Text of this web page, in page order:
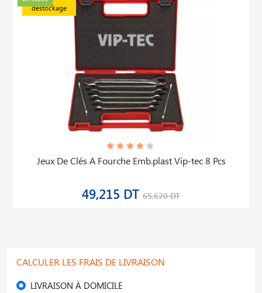
déstockage
Jeux De Clés A Fourche Emb.plast Vip-tec 8 Pcs
49,215 DT 65,620 DT
CALCULER LES FRAIS DE LIVRAISON
LIVRAISON À DOMICILE